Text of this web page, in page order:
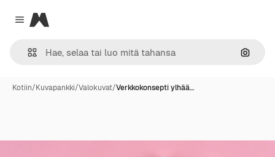
Close menu
Magnific
Hae
Kotiin/Kuvapankki/Valokuvat/Verkkokonsepti ylhää…